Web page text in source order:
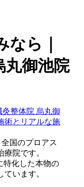
ら｜
丸御池院
国のプロアス
院です。
特化した本物の
います。